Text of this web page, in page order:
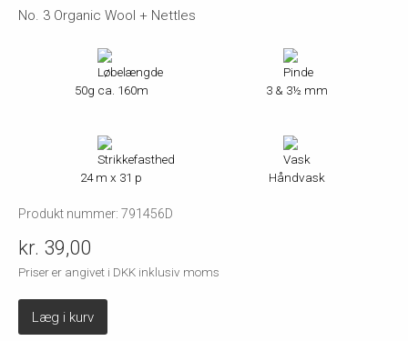
No. 3 Organic Wool + Nettles
50g ca. 160m 3 & 3½ mm
24 m x 31 p Håndvask
Produkt nummer: 791456D
kr. 39,00
Priser er angivet i DKK inklusiv moms
Læg i kurv